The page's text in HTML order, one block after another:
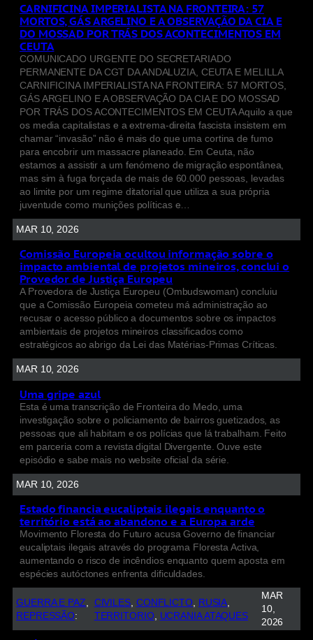
CARNIFICINA IMPERIALISTA NA FRONTEIRA: 57
MORTOS, GÁS ARGELINO E A OBSERVAÇÃO DA CIA E
DO MOSSAD POR TRÁS DOS ACONTECIMENTOS EM
CEUTA
COMUNICADO URGENTE DO SECRETARIADO
PERMANENTE DA CGT DA ANDALUZIA, CEUTA E MELILLA
CARNIFICINA IMPERIALISTA NA FRONTEIRA: 57 MORTOS,
GÁS ARGELINO E A OBSERVAÇÃO DA CIA E DO MOSSAD
POR TRÁS DOS ACONTECIMENTOS EM CEUTA Aquilo a que
os media capitalistas e a extrema-direita fascista insistem em
chamar “invasão” não é mais do que uma cortina de fumo
para encobrir um massacre planeado. Em Ceuta, não
estamos a assistir a um fenómeno de migração espontânea,
mas sim à fuga forçada de mais de 60.000 pessoas, levadas
ao limite por um regime ditatorial que utiliza a sua própria
juventude como munições políticas e…
MAR 10, 2026
Comissão Europeia ocultou informação sobre o
impacto ambiental de projetos mineiros, conclui o
Provedor de Justiça Europeu
A Provedora de Justiça Europeu (Ombudswoman) concluiu
que a Comissão Europeia cometeu má administração ao
recusar o acesso público a documentos sobre os impactos
ambientais de projetos mineiros classificados como
estratégicos ao abrigo da Lei das Matérias-Primas Críticas.
MAR 10, 2026
Uma gripe azul
Esta é uma transcrição de Fronteira do Medo, uma
investigação sobre o policiamento de bairros guetizados, as
pessoas que ali habitam e os polícias que lá trabalham. Feito
em parceria com a revista digital Divergente. Ouve este
episódio e sabe mais no website oficial da série.
MAR 10, 2026
Estado financia eucaliptais ilegais enquanto o
território está ao abandono e a Europa arde
Movimento Floresta do Futuro acusa Governo de financiar
eucaliptais ilegais através do programa Floresta Activa,
aumentando o risco de incêndios enquanto quem aposta em
espécies autóctones enfrenta dificuldades.
GUERRA E PAZ
REPRESSÃO:
CIVILES CONFLICTO, RUSIA
TERRITORIO, UCRANIA ATAQUES
MAR
10,
2026